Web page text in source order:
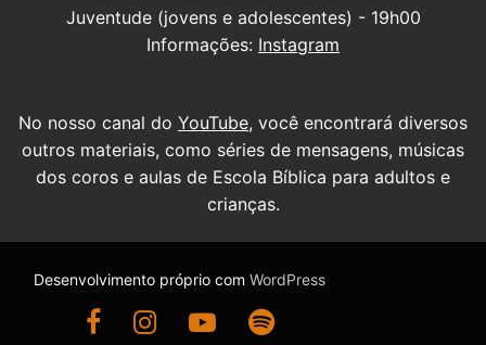
Juventude (jovens e adolescentes) - 19h00
Informações: Instagram
No nosso canal do YouTube, você encontrará diversos
outros materiais, como séries de mensagens, músicas
dos coros e aulas de Escola Bíblica para adultos e
crianças.
Desenvolvimento próprio com WordPress